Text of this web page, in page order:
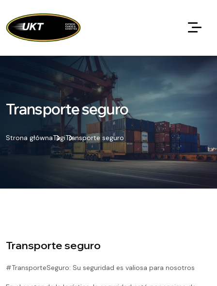
Transporte seguro
Strona głównaTagiTransporte seguro
Transporte seguro
#TransporteSeguro: Su seguridad es valiosa para nosotros